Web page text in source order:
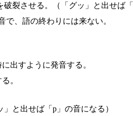
裂させる。（「グッ」と出せば「
、語の終わりには来ない。
出すように発音する。
。
と出せば「p」の音になる）